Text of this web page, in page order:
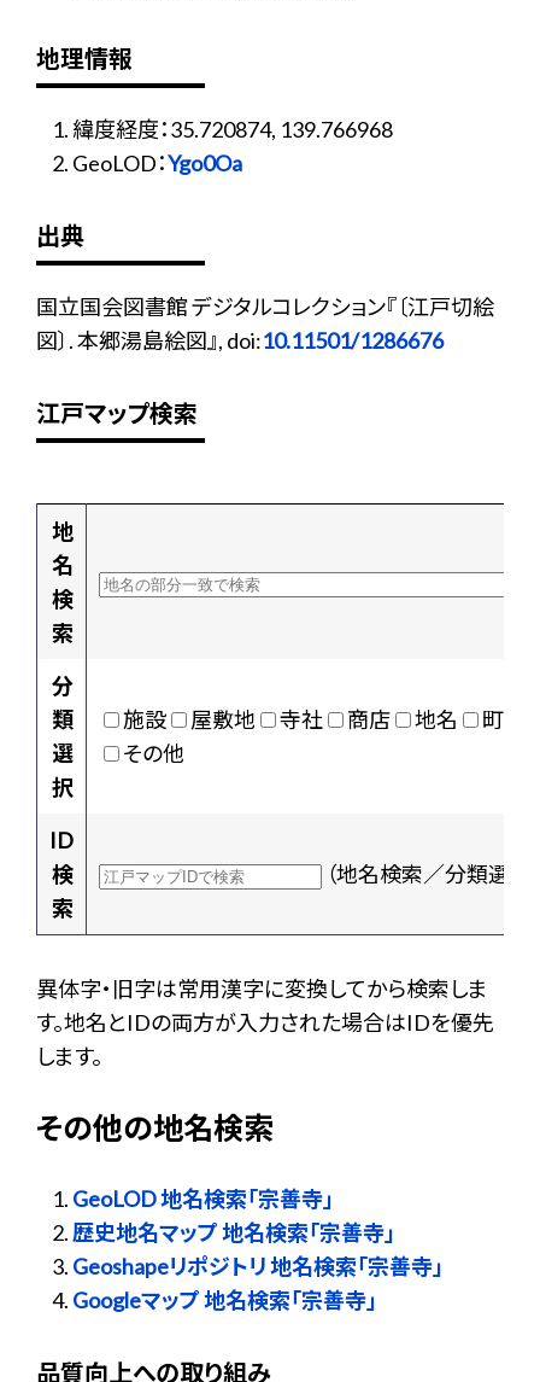
地理情報
緯度経度：35.720874, 139.766968
GeoLOD：Ygo0Oa
出典
国立国会図書館 デジタルコレクション『〔江戸切絵
図〕. 本郷湯島絵図』, doi:10.11501/1286676
江戸マップ検索
地
名
検
索
分
類
選
択
施設 屋敷地 寺社 商店 地名
町村
その他
ID
検
索
（地名検索／分類選択
異体字・旧字は常用漢字に変換してから検索しま
す。地名とIDの両方が入力された場合はIDを優先
します。
その他の地名検索
GeoLOD 地名検索「宗善寺」
歴史地名マップ 地名検索「宗善寺」
Geoshapeリポジトリ 地名検索「宗善寺」
Googleマップ 地名検索「宗善寺」
品質向上への取り組み